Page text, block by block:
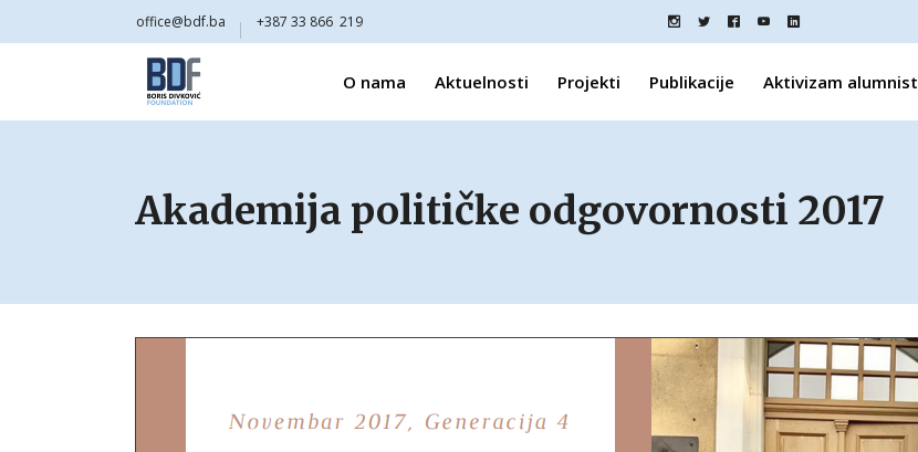
office@bdf.ba +387 33 866 219
O nama Aktuelnosti Projekti Publikacije Aktivizam
Akademija političke odgovornosti 2017